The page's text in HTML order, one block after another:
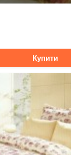
Купити